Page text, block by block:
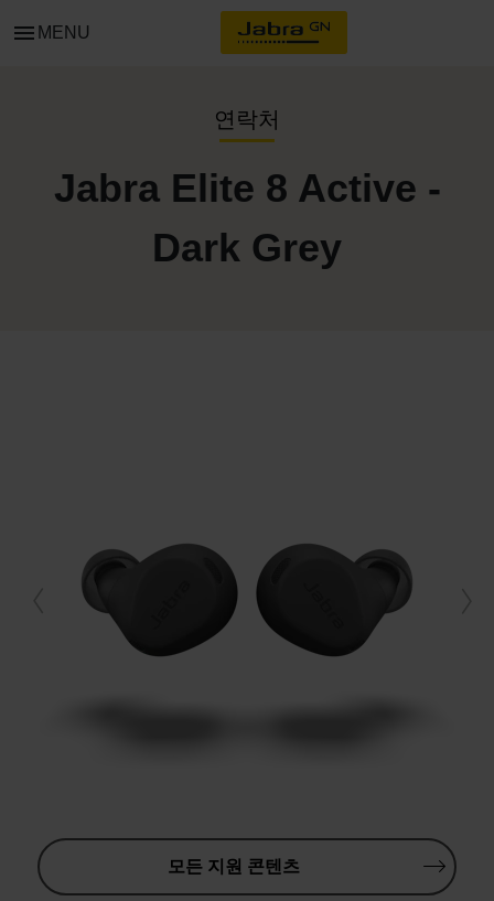
menu MENU
연락처
Jabra Elite 8 Active -
Dark Grey
모든 지원 콘텐츠